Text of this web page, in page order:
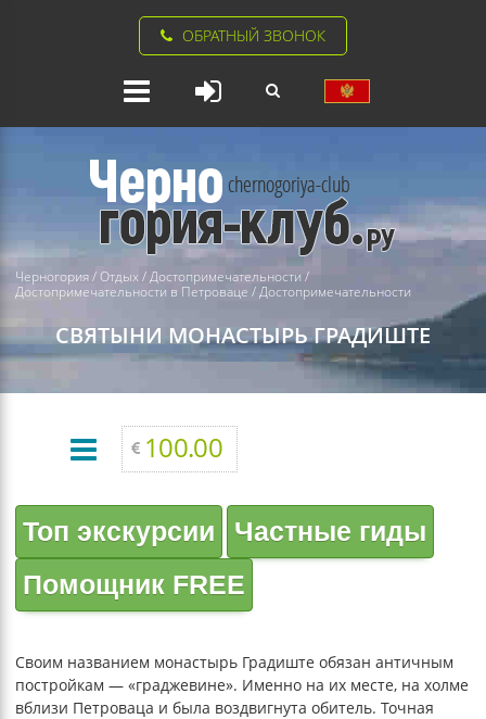
ОБРАТНЫЙ ЗВОНОК
Черногория/ Отдых/Достопримечательности /
Достопримечательности в Петроваце /Достопримечательности
СВЯТЫНИМОНАСТЫРЬ ГРАДИШТЕ
100.00
Топ экскурсии
Частные гиды
Помощник FREE
Своим названием монастырь Градиште обязан античным
постройкам — «граджевине». Именно на их месте, на холме
вблизи Петроваца и была воздвигнута обитель. Точная